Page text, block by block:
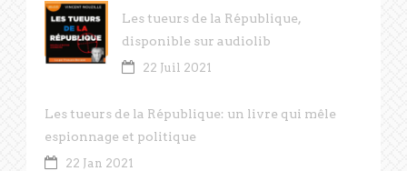
Les tueurs de la République,
disponible sur audiolib
22 Juil 2021
Les tueurs de la République: un livre qui mêle
espionnage et politique
22 Jan 2021